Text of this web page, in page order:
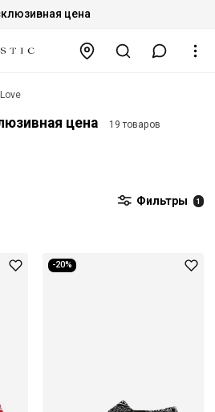
цена
цена 19 товаров
Фильтры 1
-20%